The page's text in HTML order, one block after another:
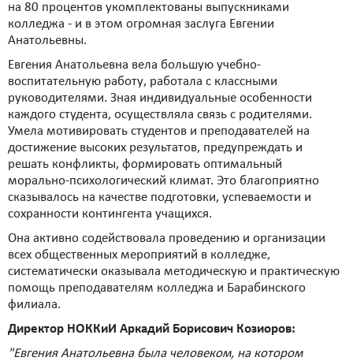
на 80 процентов укомплектованы выпускниками
колледжа - и в этом огромная заслуга Евгении
Анатольевны.
Евгения Анатольевна вела большую учебно-
воспитательную работу, работала с классными
руководителями. Зная индивидуальные особенности
каждого студента, осуществляла связь с родителями.
Умела мотивировать студентов и преподавателей на
достижение высоких результатов, предупреждать и
решать конфликты, формировать оптимальный
морально-психологический климат. Это благоприятно
сказывалось на качестве подготовки, успеваемости и
сохранности контингента учащихся.
Она активно содействовала проведению и организации
всех общественных мероприятий в колледже,
систематически оказывала методическую и практическую
помощь преподавателям колледжа и Барабинского
филиала.
Директор НОККиИ Аркадий Борисович Козиоров:
"Евгения Анатольевна была человеком, на котором